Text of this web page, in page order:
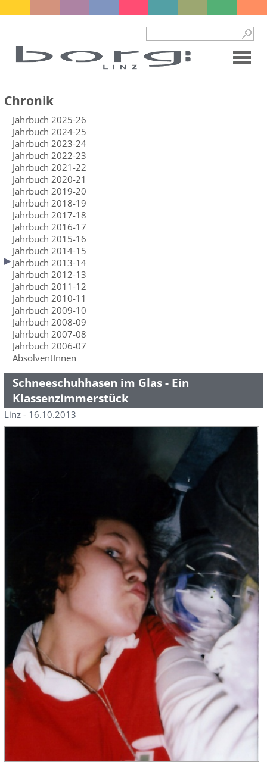
Chronik
Jahrbuch 2025-26
Jahrbuch 2024-25
Jahrbuch 2023-24
Jahrbuch 2022-23
Jahrbuch 2021-22
Jahrbuch 2020-21
Jahrbuch 2019-20
Jahrbuch 2018-19
Jahrbuch 2017-18
Jahrbuch 2016-17
Jahrbuch 2015-16
Jahrbuch 2014-15
Jahrbuch 2013-14
Jahrbuch 2012-13
Jahrbuch 2011-12
Jahrbuch 2010-11
Jahrbuch 2009-10
Jahrbuch 2008-09
Jahrbuch 2007-08
Jahrbuch 2006-07
AbsolventInnen
Schneeschuhhasen im Glas - Ein
Klassenzimmerstück
Linz - 16.10.2013